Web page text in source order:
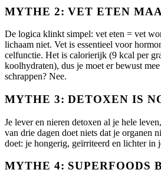
MYTHE 2: VET ETEN
De logica klinkt simpel: vet eten = vet
lichaam niet. Vet is essentieel voor
celfunctie. Het is calorierijk (9 kcal per
koolhydraten), dus je moet er bewust
schrappen? Nee.
MYTHE 3: DETOXEN IS
Je lever en nieren detoxen al je hele
van drie dagen doet niets dat je organen
doet: je hongerig, geïrriteerd en lichter in
MYTHE 4: SUPERFOODS